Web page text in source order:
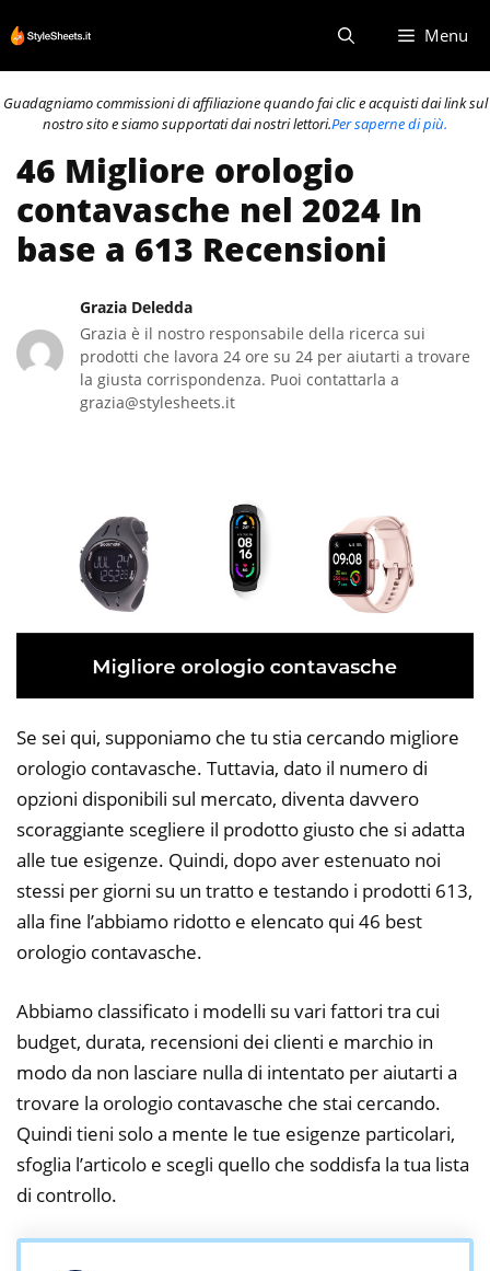
al
contenuto
Menu
Guadagniamo commissioni di affiliazione quando fai clic e acquisti dai link sul
nostro sito e siamo supportati dai nostri lettori.Per saperne di più.
46 Migliore orologio
contavasche nel 2024 In
base a 613 Recensioni
Grazia Deledda
Grazia è il nostro responsabile della ricerca sui
prodotti che lavora 24 ore su 24 per aiutarti a trovare
la giusta corrispondenza. Puoi contattarla a
grazia@stylesheets.it
Se sei qui, supponiamo che tu stia cercando migliore
orologio contavasche. Tuttavia, dato il numero di
opzioni disponibili sul mercato, diventa davvero
scoraggiante scegliere il prodotto giusto che si adatta
alle tue esigenze. Quindi, dopo aver estenuato noi
stessi per giorni su un tratto e testando i prodotti 613,
alla fine l’abbiamo ridotto e elencato qui 46 best
orologio contavasche.
Abbiamo classificato i modelli su vari fattori tra cui
budget, durata, recensioni dei clienti e marchio in
modo da non lasciare nulla di intentato per aiutarti a
trovare la orologio contavasche che stai cercando.
Quindi tieni solo a mente le tue esigenze particolari,
sfoglia l’articolo e scegli quello che soddisfa la tua lista
di controllo.